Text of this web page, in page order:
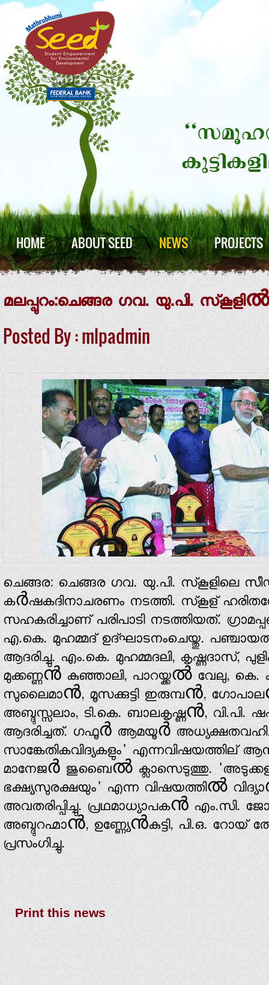
HOME ABOUT SEED NEWS PROJECTS
മലപ്പുറം:ചെങ്ങര ഗവ. യു.പി.
Posted By : mlpadmin
ചെങ്ങര: ചെങ്ങര ഗവ. യു.പി. സ്‌കൂളിലെ സീഡ്
കർഷകദിനാചരണം നടത്തി. സ്‌കൂള്
സഹകരിച്ചാണ് പരിപാടി നടത്തിയത്.
എ.കെ. മുഹമ്മദ് ഉദ്ഘാടനംചെയ്തു.
ആദരിച്ചു. എം.കെ. മുഹമ്മദലി, കൃഷ്ണദാസ്,
മുക്കണ്ണൻ കുഞ്ഞാലി, പാറയ്ക്കൽ വേലു,
സുലൈമാൻ, മൂസക്കുട്ടി ഇരുമ്പൻ,
അബ്ദുസ്സലാം, ടി.കെ. ബാലകൃഷ്ണൻ, വി.പി.
ആദരിച്ചത്. ഗഫൂർ ആമയൂർ
സാങ്കേതികവിദ്യകളും'
മാനേജർ ജുബൈൽ ക്ലാസെടുത്തു.
ഭക്ഷ്യസുരക്ഷയും' എന്ന വിഷയത്തിൽ
അവതരിപ്പിച്ചു. പ്രഥമാധ്യാപകൻ എം.സി.
അബ്ദുറഹ്മാൻ, ഉണ്ണ്യേൻകുട്ടി, പി.ഒ. റോയ്
പ്രസംഗിച്ചു.
Print this news